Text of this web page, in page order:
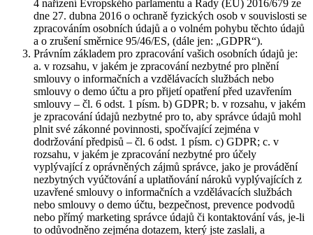
4 nařízení Evropského parlamentu a Rady (EU) 2016/679 ze
dne 27. dubna 2016 o ochraně fyzických osob v souvislosti se
zpracováním osobních údajů a o volném pohybu těchto údajů
a o zrušení směrnice 95/46/ES, (dále jen: „GDPR“).
Právním základem pro zpracování vašich osobních údajů je:
a. v rozsahu, v jakém je zpracování nezbytné pro plnění
smlouvy o informačních a vzdělávacích službách nebo
smlouvy o demo účtu a pro přijetí opatření před uzavřením
smlouvy – čl. 6 odst. 1 písm. b) GDPR; b. v rozsahu, v jakém
je zpracování údajů nezbytné pro to, aby správce údajů mohl
plnit své zákonné povinnosti, spočívající zejména v
dodržování předpisů – čl. 6 odst. 1 písm. c) GDPR; c. v
rozsahu, v jakém je zpracování nezbytné pro účely
vyplývající z oprávněných zájmů správce, jako je provádění
nezbytných vyúčtování a uplatňování nároků vyplývajících z
uzavřené smlouvy o informačních a vzdělávacích službách
nebo smlouvy o demo účtu, bezpečnost, prevence podvodů
nebo přímý marketing správce údajů či kontaktování vás, je-li
to odůvodněno zejména dotazem, který jste zaslali, a